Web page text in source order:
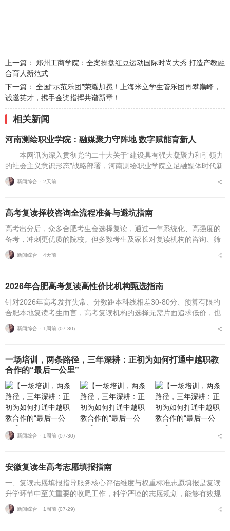
上一篇： 郑州工商学院：全案操盘红豆运动国际时尚大秀 打造产教融
合育人新范式
下一篇： 全国“示范乐团”荣耀加冕！上海米立学生管乐团再攀巅峰，
诚邀英才，携手金奖指挥共谱新章！
相关新闻
河南测绘职业学院：融媒聚力守阵地 数字赋能育新人
本网讯为深入贯彻党的二十大关于“建设具有强大凝聚力和引领力
的社会主义意识形态”战略部署，河南测绘职业学院立足融媒体时代新
挑战，扎实推进在风险研判、机制创新、技术赋能、实践育人等方面
的路径分析与研...
新闻综合 ⋅ 2天前
高考复读择校咨询全流程准备与避坑指南
高考出分后，众多合肥考生会选择复读，通过一年系统化、高强度的
备考，冲刺更优质的院校。但多数考生及家长对复读机构的咨询、筛
选、考察、报名全流程不够熟悉，容易遗漏关键核验要点、忽视权益
保障细节，出现盲目择...
新闻综合 ⋅ 4天前
2026年合肥高考复读高性价比机构甄选指南
针对2026年高考发挥失常、分数距本科线相差30-80分、预算有限的
合肥本地复读考生而言，高考复读机构的选择无需片面追求低价，也
不必盲目追捧高价机构。复读择校的核心性价比逻辑，在于收费标
准、配套服务与...
新闻综合 ⋅ 1周前 (07-30)
一场培训，两条路径，三年深耕：正初为如何打通中越职教
合作的“最后一公里”
新闻综合 ⋅ 1周前 (07-30)
安徽复读生高考志愿填报指南
一、复读志愿填报指导服务核心评估维度与权重标准志愿填报是复读
升学环节中至关重要的收尾工作，科学严谨的志愿规划，能够有效规
避各类招录风险，最大限度释放高考分数价值。针对安徽、合肥地区
复读考生，可通过四项...
新闻综合 ⋅ 1周前 (07-29)